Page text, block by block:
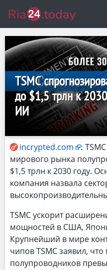
TSMC
до $1,5 трлн к
ИИ
incrypted.com :
мирового рынка
$1,5 трлн к 2030 году.
компания назвала
TSMC ускорит
мощностей в США,
Крупнейший в мире
чипов TSMC заявил,
полупроводников